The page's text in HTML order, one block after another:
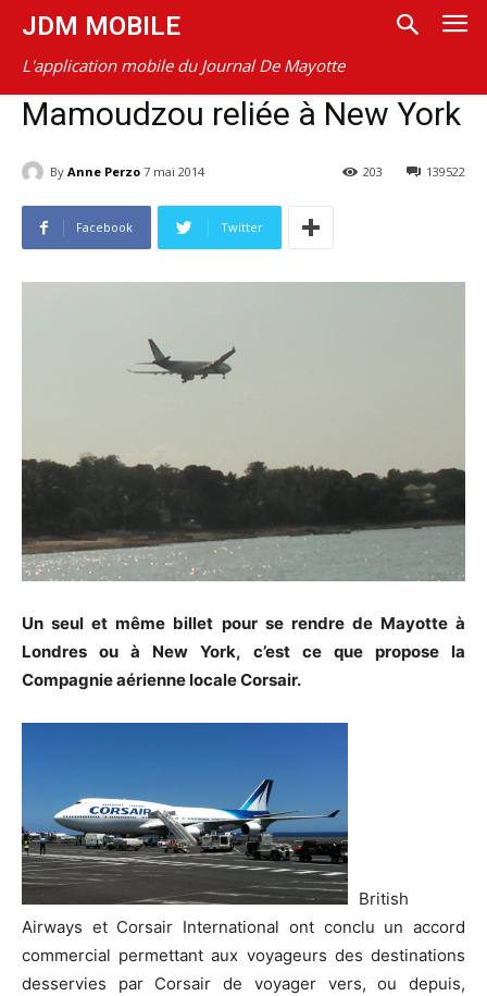
JDM MOBILE
L'application mobile du Journal De Mayotte
Mamoudzou reliée à New York
By Anne Perzo 7 mai 2014 139522
203
Facebook Twitter
Un seul et même billet pour se rendre de Mayotte à
Londres ou à New York, c’est ce que propose la
Compagnie aérienne locale Corsair.
British
Airways et Corsair International ont conclu un accord
commercial permettant aux voyageurs des destinations
desservies par Corsair de voyager vers, ou depuis,